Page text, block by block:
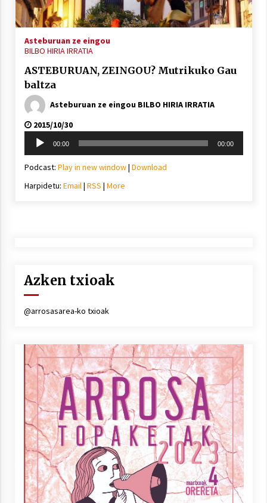
2021/11/25
eta ondoren zer?
2021/10/13
2021/10/04
Segura irratian Arrosaren 20 urteez
2021/07/22
Arrosari buruzko erreportaia
2021/07/16
Asteburuan ze eingou
BILBO HIRIA IRRATIA
ASTEBURUAN, ZEINGOU? Mutrikuko Gau
baltza
Asteburuan ze eingou BILBO HIRIA IRRATIA
2015/10/30
Soinu
erreproduzigailua
00:00 00:00
Podcast: Play in new window| Download
Harpidetu: Email| RSS | More
Azken txioak
@arrosasarea-ko txioak